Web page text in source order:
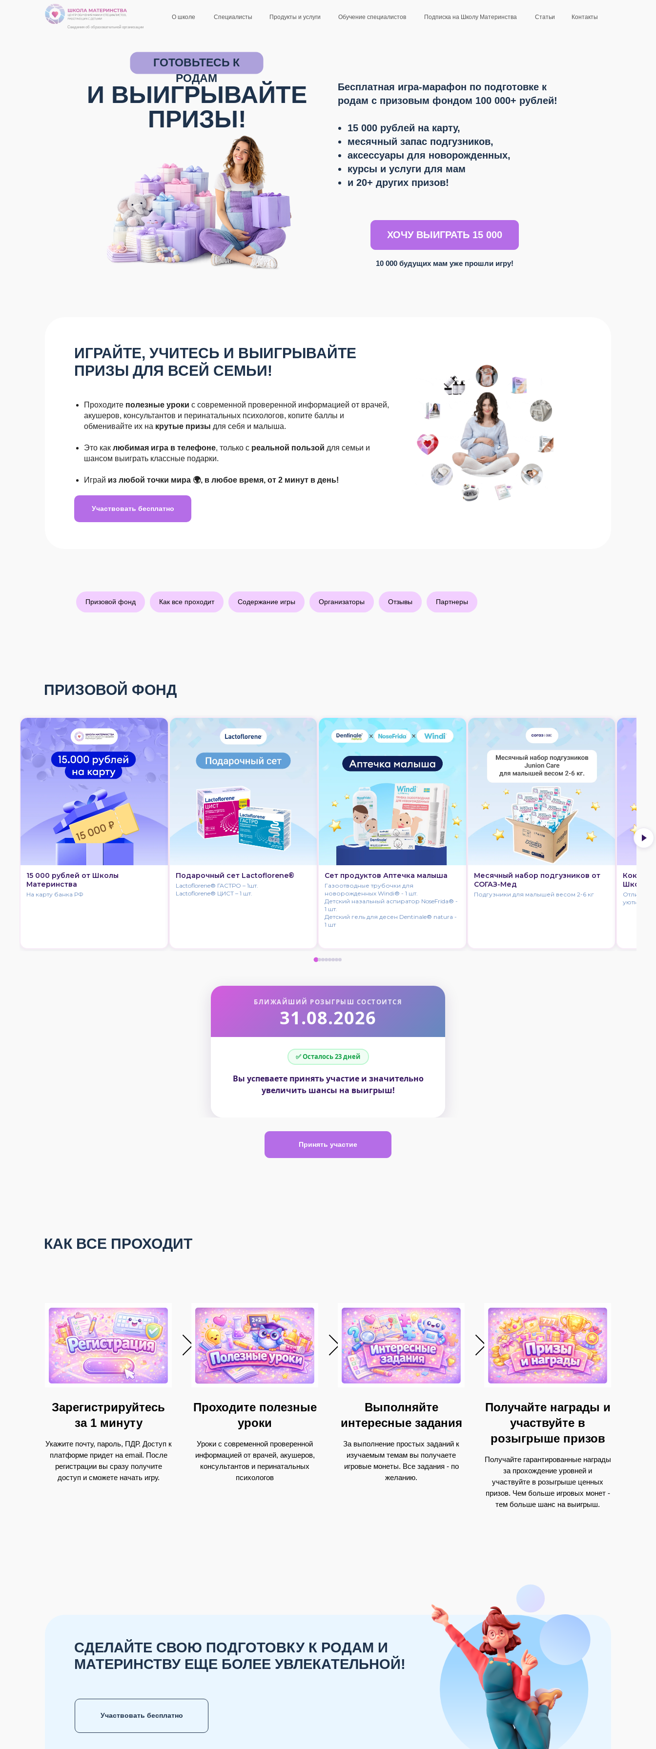
Продукты и услуги Обучениe специалистов Статьи Контакты
О школе Специалисты Подписка на Школу Материнства
Сведения об образовательной организации
И ВЫИГРЫВАЙТЕ
ПРИЗЫ!
Бесплатная игра-марафон по подготовке к
родам с призовым фондом 100 000+ рублей!
15 000 рублей на карту,
месячный запас подгузников,
аксессуары для новорожденных,
курсы и услуги для мам
и 20+ других призов!
10 000 будущих мам уже прошли игру!
ГОТОВЬТЕСЬ К
РОДАМ
ХОЧУ ВЫИГРАТЬ 15 000
Проходите полезные уроки с современной проверенной информацией от врачей,
акушеров, консультантов и перинатальных психологов, копите баллы и
обменивайте их на крутые призы для себя и малыша.
Это как любимая игра в телефоне, только с реальной пользой для семьи и
шансом выиграть классные подарки.
Играй из любой точки мира 🌍, в любое время, от 2 минут в день!
ИГРАЙТЕ, УЧИТЕСЬ И ВЫИГРЫВАЙТЕ
ПРИЗЫ ДЛЯ ВСЕЙ СЕМЬИ!
Участвовать бесплатно
Призовой фонд Как все проходит Содержание игры Организаторы Отзывы Партнеры
ПРИЗОВОЙ ФОНД
15 000 рублей от Школы
Материнства
На карту банка РФ
Подарочный сет Lactoflorene®
Lactoflorene® ГАСТРО – 1шт.
Lactoflorene® ЦИСТ – 1 шт.
Cет продуктов Аптечка малыша
Газоотводные трубочки для
новорожденных Windi® - 1 шт.
Детский назальный аспиратор NoseFrida® -
1 шт.
Детский гель для десен Dentinale® natura -
1 шт
Месячный набор подгузников от
СОГАЗ-Мед
Подгузники для малышей весом 2-6 кг
Кокон-
Школы
Отличное
уютного
БЛИЖАЙШИЙ РОЗЫГРЫШ СОСТОИТСЯ
31.08.2026
✅ Осталось 23 дней
Вы успеваете принять участие и значительно
увеличить шансы на выигрыш!
Принять участие
КАК ВСЕ ПРОХОДИТ
Зарегистрируйтесь
за 1 минуту
Укажите почту, пароль, ПДР. Доступ к
платформе придет на email. После
регистрации вы сразу получите
доступ и сможете начать игру.
Проходите полезные
уроки
Уроки с современной проверенной
информацией от врачей, акушеров,
консультантов и перинатальных
психологов
Выполняйте
интересные задания
За выполнение простых заданий к
изучаемым темам вы получаете
игровые монеты. Все задания - по
желанию.
Получайте награды и
участвуйте в
розыгрыше призов
Получайте гарантированные награды
за прохождение уровней и
участвуйте в розыгрыше ценных
призов. Чем больше игровых монет -
тем больше шанс на выигрыш.
СДЕЛАЙТЕ СВОЮ ПОДГОТОВКУ К РОДАМ И
МАТЕРИНСТВУ ЕЩЕ БОЛЕЕ УВЛЕКАТЕЛЬНОЙ!
Участвовать бесплатно